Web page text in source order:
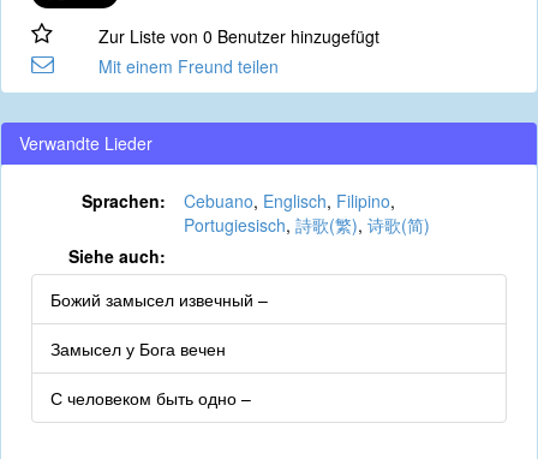
Zur Liste von 0 Benutzer hinzugefügt
Mit einem Freund teilen
Verwandte Lieder
Sprachen: Cebuano, Englisch, Filipino,
Portugiesisch, 詩歌(繁), 诗歌(简)
Siehe auch:
Божий замысел извечный –
Замысел у Бога вечен
С человеком быть одно –